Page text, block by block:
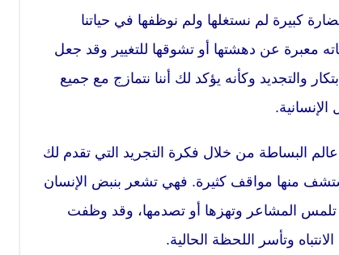
كبيرة لم نستغلها ولم نوظفها في حياتنا
معبرة عن دهشتها أو تشوقها للتغيير وقد جعل
والتجديد وكأنه يؤكد لك أننا نتمازج مع جميع
عالم البساطة من خلال فكرة التجريد التي تقدم لك
منها مواقف كثيرة. فهي تشعر بنبض الإنسان
تلمس المشاعر وتهزها أو تصدمها، وقد وظفت
وتأسر اللحظة الحالية.